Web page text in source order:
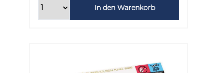
In den Warenkorb